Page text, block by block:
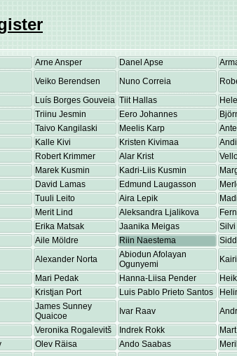
Arne Ansper Danel Apse
Veiko Berendsen Nuno Correia
Luís Borges Gouveia Tiit Hallas
Triinu Jesmin Eero Johannes
Taivo Kangilaski Meelis Karp
Kalle Kivi Kristen Kivimaa
Robert Krimmer Alar Krist
Marek Kusmin Kadri-Liis Kusmin
David Lamas Edmund Laugasson
Tuuli Leito Aira Lepik
Merit Lind Aleksandra Ljalikova
Erika Matsak Jaanika Meigas Silvi
Aile Möldre Riin Naestema
Alexander Norta
Abiodun Afolayan
Ogunyemi
Mari Pedak Hanna-Liisa Pender
Kristjan Port Luis Pablo Prieto Santos
James Sunney
Quaicoe
Ivar Raav
Veronika Rogalevitš Indrek Rokk
Olev Räisa Ando Saabas